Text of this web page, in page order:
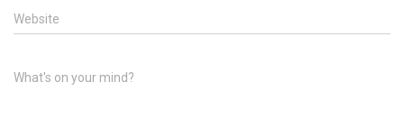
Website
What's on your mind?